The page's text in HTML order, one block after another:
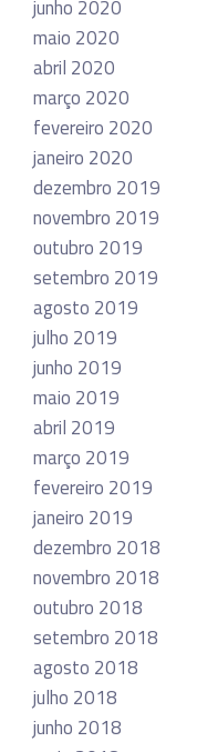
junho 2020
maio 2020
abril 2020
março 2020
fevereiro 2020
janeiro 2020
dezembro 2019
novembro 2019
outubro 2019
setembro 2019
agosto 2019
julho 2019
junho 2019
maio 2019
abril 2019
março 2019
fevereiro 2019
janeiro 2019
dezembro 2018
novembro 2018
outubro 2018
setembro 2018
agosto 2018
julho 2018
junho 2018